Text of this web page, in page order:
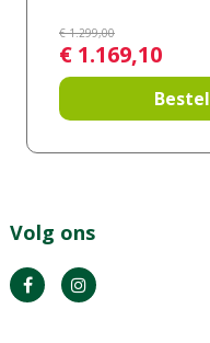
€ 1.299,00
€ 1.169,10
Volg ons